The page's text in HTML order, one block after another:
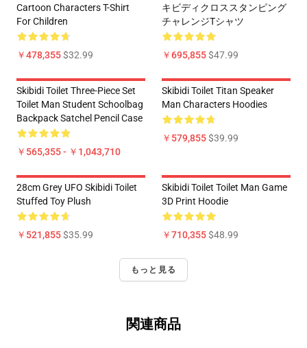
Cartoon Characters T-Shirt
For Children
￥478,355$32.99
キビディクロススタンピング
チャレンジTシャツ
￥695,855$47.99
Skibidi Toilet Three-Piece Set
Toilet Man Student Schoolbag
Backpack Satchel Pencil Case
￥565,355 - ￥1,043,710
Skibidi Toilet Titan Speaker
Man Characters Hoodies
￥579,855$39.99
28cm Grey UFO Skibidi Toilet
Stuffed Toy Plush
￥521,855$35.99
Skibidi Toilet Toilet Man Game
3D Print Hoodie
￥710,355$48.99
もっと見る
関連商品